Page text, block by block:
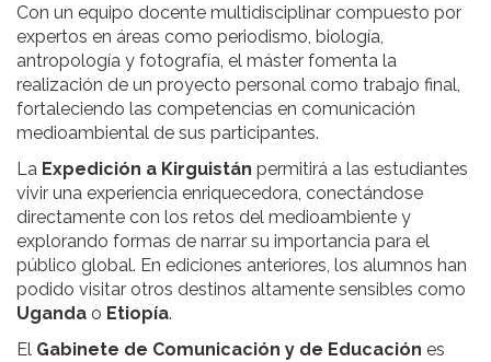
Con un equipo docente multidisciplinar compuesto por
expertos en áreas como periodismo, biología,
antropología y fotografía, el máster fomenta la
realización de un proyecto personal como trabajo final,
fortaleciendo las competencias en comunicación
medioambiental de sus participantes.
La Expedición a Kirguistán permitirá a las estudiantes
vivir una experiencia enriquecedora, conectándose
directamente con los retos del medioambiente y
explorando formas de narrar su importancia para el
público global. En ediciones anteriores, los alumnos han
podido visitar otros destinos altamente sensibles como
Uganda o Etiopía.
El Gabinete de Comunicación y de Educación es